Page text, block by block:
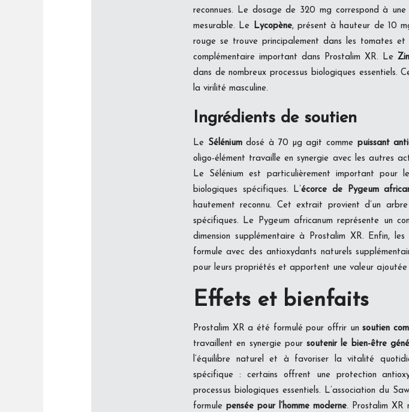
reconnues. Le dosage de 320 mg correspond à
mesurable. Le
Lycopène, présent à hauteur de 10
rouge se trouve principalement dans les tomates
complémentaire important dans Prostalim XR. Le
dans de nombreux processus biologiques essentiels.
la virilité masculine.
Ingrédients de soutien
Le Séléniumdosé à 70 µg agit comme puissant
oligo-élément travaille en synergie avec les autres
Le Sélénium est particulièrement important pour
biologiques spécifiques. L’écorce de Pygeum
hautement reconnu. Cet extrait provient d’un
spécifiques. Le Pygeum africanum représente un
dimension supplémentaire à Prostalim XR. Enfin, les
formule avec des antioxydants naturels
pour leurs propriétés et apportent une valeur
Effets et bienfaits
Prostalim XR a été formulé pour offrir unsoutien
travaillent en synergie poursoutenir le bien-être
l’équilibre naturel et à favoriser la vitalité
spécifique : certains offrent une protection
processus biologiques essentiels. L’association du
formule pensée pour l’homme moderne. Prostalim XR